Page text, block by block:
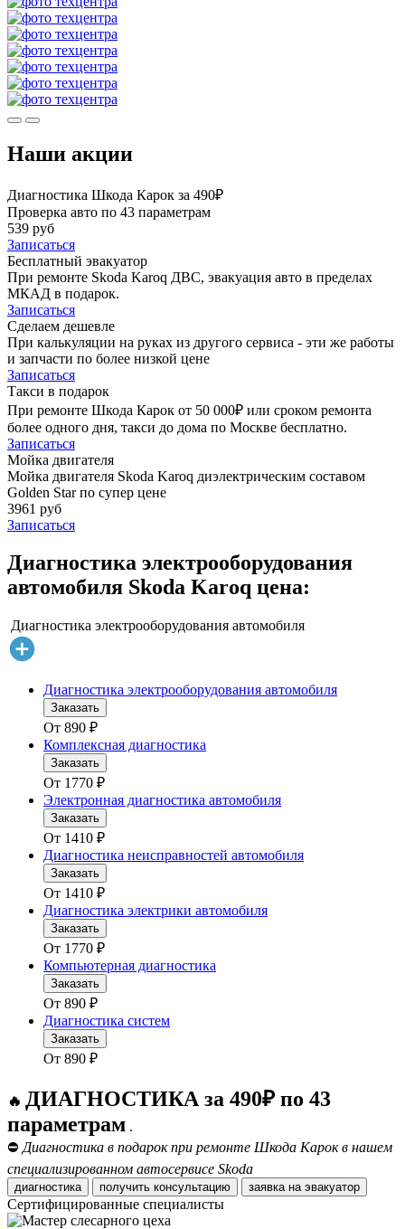
Наши акции
Диагностика Шкода Карок за 490₽
Проверка авто по 43 параметрам
539 руб
Записаться
Бесплатный эвакуатор
При ремонте Skoda Karoq ДВС, эвакуация авто в пределах
МКАД в подарок.
Записаться
Сделаем дешевле
При калькуляции на руках из другого сервиса - эти же работы
и запчасти по более низкой цене
Записаться
Такси в подарок
При ремонте Шкода Карок от 50 000₽ или сроком ремонта
более одного дня, такси до дома по Москве бесплатно.
Записаться
Мойка двигателя
Мойка двигателя Skoda Karoq диэлектрическим составом
Golden Star по супер цене
3961 руб
Записаться
Диагностика электрооборудования
автомобиля Skoda Karoq цена:
Диагностика электрооборудования автомобиля
Диагностика электрооборудования автомобиля
Заказать
От 890 ₽
Комплексная диагностика
Заказать
От 1770 ₽
Электронная диагностика автомобиля
Заказать
От 1410 ₽
Диагностика неисправностей автомобиля
Заказать
От 1410 ₽
Диагностика электрики автомобиля
Заказать
От 1770 ₽
Компьютерная диагностика
Заказать
От 890 ₽
Диагностика систем
Заказать
От 890 ₽
🔥 ДИАГНОСТИКА за 490₽ по 43
параметрам .
⛔ Диагностика в подарок при ремонте Шкода Карок в нашем
специализированном автосервисе Skoda
диагностика получить консультацию заявка на эвакуатор
Сертифицированные специалисты